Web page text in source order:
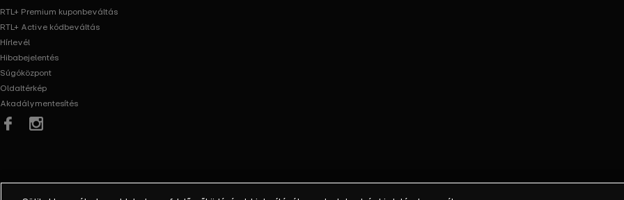
RTL+ Premium kuponbeváltás
RTL+ Active kódbeváltás
Hírlevél
Hibabejelentés
Súgóközpont
Oldaltérkép
Akadálymentesítés
Facebook